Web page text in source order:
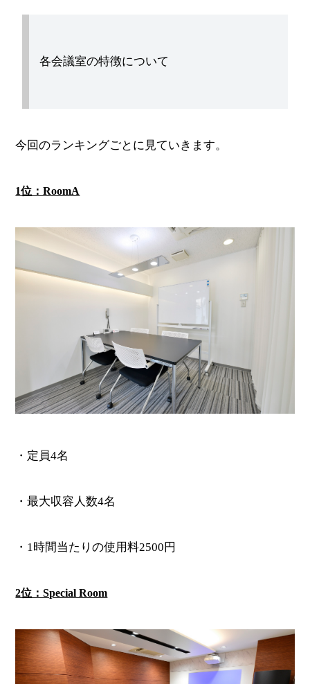
各会議室の特徴について
今回のランキングごとに見ていきます。
1位：RoomA
・定員4名
・最大収容人数4名
・1時間当たりの使用料2500円
2位：Special Room